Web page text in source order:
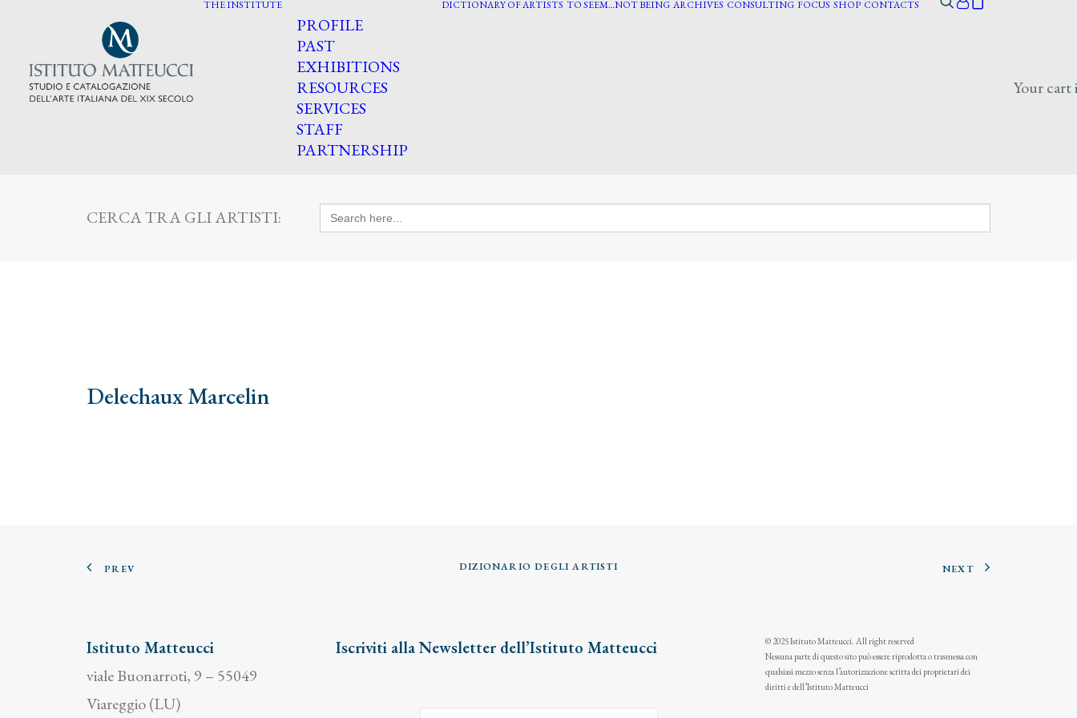
THE INSTITUTE
PROFILE
PAST
EXHIBITIONS
RESOURCES
SERVICES
STAFF
PARTNERSHIP
DICTIONARY OF ARTISTS TO SEEM…NOT BEING ARCHIVES CONSULTING FOCUS SHOP CONTACTS
Your cart
CERCA TRA GLI ARTISTI: Search
for:
Delechaux Marcelin
PREV DIZIONARIO DEGLI ARTISTI NEXT
Istituto Matteucci
viale Buonarroti, 9 – 55049
Viareggio (LU)
Iscriviti alla Newsletter dell’Istituto Matteucci
© 2025 Istituto Matteucci. All right reserved
Nessuna parte di questo sito può essere riprodotta o trasmessa con
qualsiasi mezzo senza l’autorizzazione scritta dei proprietari dei
diritti e dell’Istituto Matteucci